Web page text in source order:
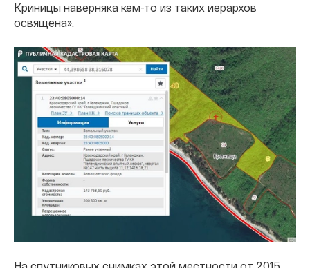
Криницы наверняка кем-то из таких иерархов
освящена».